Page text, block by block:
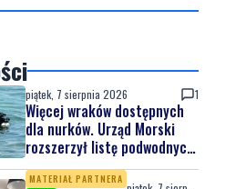
piątek, 7 sierpnia 2026 1
Więcej wraków dostępnych
dla nurków. Urząd Morski
rozszerzył listę podwodnych
atrakcji
MATERIAŁ PARTNERA